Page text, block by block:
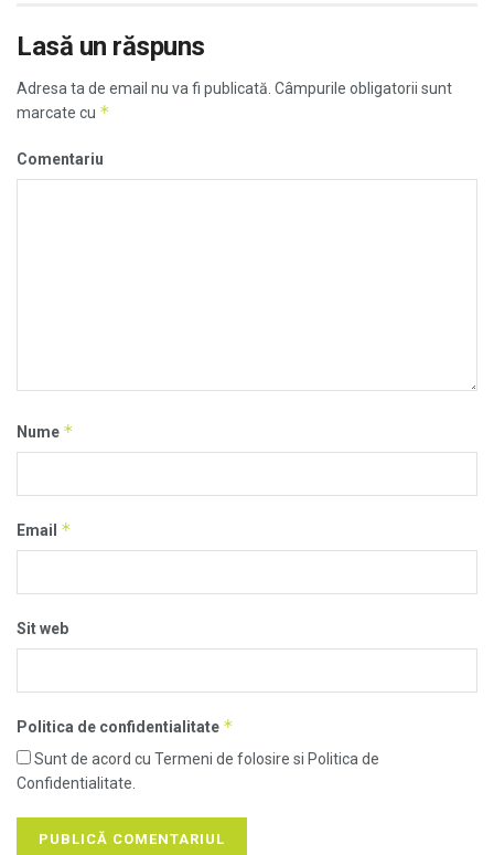
Lasă un răspuns
Adresa ta de email nu va fi publicată. Câmpurile obligatorii sunt
marcate cu *
Comentariu
Nume *
Email *
Sit web
Politica de confidentialitate *
Sunt de acord cu Termeni de folosire si Politica de
Confidentialitate.